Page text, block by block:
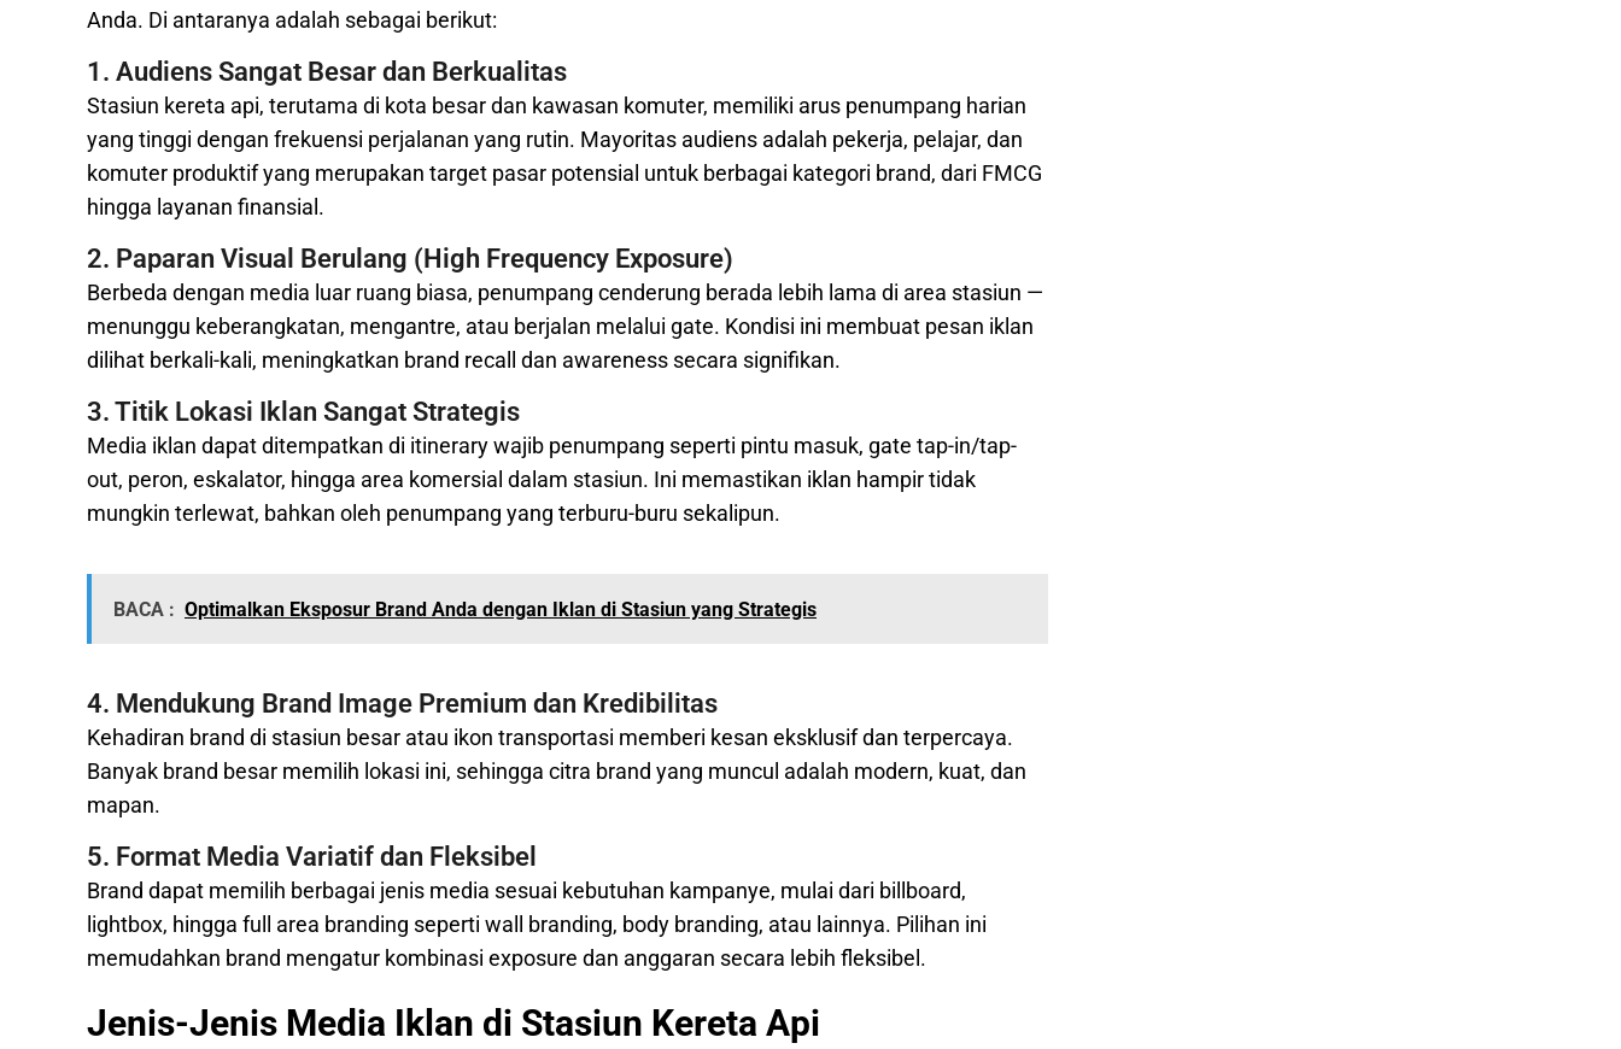
Anda. Di antaranya adalah sebagai berikut:
1. Audiens Sangat Besar dan Berkualitas
Stasiun kereta api, terutama di kota besar dan kawasan komuter, memiliki arus penumpang harian
yang tinggi dengan frekuensi perjalanan yang rutin. Mayoritas audiens adalah pekerja, pelajar, dan
komuter produktif yang merupakan target pasar potensial untuk berbagai kategori brand, dari FMCG
hingga layanan finansial.
2. Paparan Visual Berulang (High Frequency Exposure)
Berbeda dengan media luar ruang biasa, penumpang cenderung berada lebih lama di area stasiun —
menunggu keberangkatan, mengantre, atau berjalan melalui gate. Kondisi ini membuat pesan iklan
dilihat berkali-kali, meningkatkan brand recall dan awareness secara signifikan.
3. Titik Lokasi Iklan Sangat Strategis
Media iklan dapat ditempatkan di itinerary wajib penumpang seperti pintu masuk, gate tap-in/tap-
out, peron, eskalator, hingga area komersial dalam stasiun. Ini memastikan iklan hampir tidak
mungkin terlewat, bahkan oleh penumpang yang terburu-buru sekalipun.
BACA : Optimalkan Eksposur Brand Anda dengan Iklan di Stasiun yang Strategis
4. Mendukung Brand Image Premium dan Kredibilitas
Kehadiran brand di stasiun besar atau ikon transportasi memberi kesan eksklusif dan terpercaya.
Banyak brand besar memilih lokasi ini, sehingga citra brand yang muncul adalah modern, kuat, dan
mapan.
5. Format Media Variatif dan Fleksibel
Brand dapat memilih berbagai jenis media sesuai kebutuhan kampanye, mulai dari billboard,
lightbox, hingga full area branding seperti wall branding, body branding, atau lainnya. Pilihan ini
memudahkan brand mengatur kombinasi exposure dan anggaran secara lebih fleksibel.
Jenis-Jenis Media Iklan di Stasiun Kereta Api